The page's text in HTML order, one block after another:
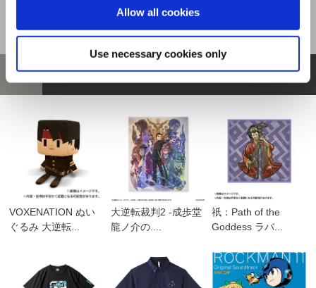
Allow all cookies
Use necessary cookies only
おすすめ商品
VOXENATION ぬい
ぐるみ 大逆転...
大逆転裁判2 -成歩堂
龍ノ介の....
祇：Path of the
Goddess ラバ...